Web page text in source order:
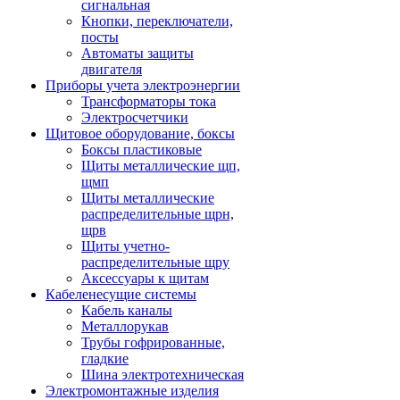
сигнальная
Кнопки, переключатели,
посты
Автоматы защиты
двигателя
Приборы учета электроэнергии
Трансформаторы тока
Электросчетчики
Щитовое оборудование, боксы
Боксы пластиковые
Щиты металлические щп,
щмп
Щиты металлические
распределительные щрн,
щрв
Щиты учетно-
распределительные щру
Аксессуары к щитам
Кабеленесущие системы
Кабель каналы
Металлорукав
Трубы гофрированные,
гладкие
Шина электротехническая
Электромонтажные изделия